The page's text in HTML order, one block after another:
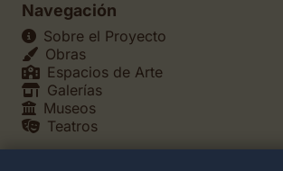
Navegación
Sobre el Proyecto
Obras
Espacios de Arte
Galerías
Museos
Teatros